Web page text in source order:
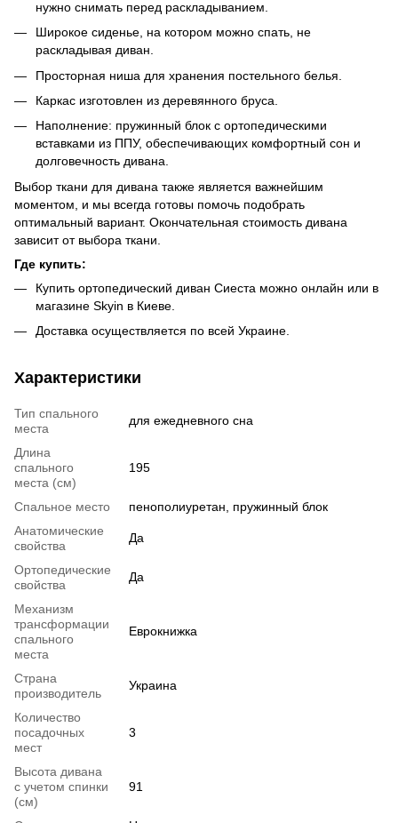
нужно снимать перед раскладыванием.
Широкое сиденье, на котором можно спать, не
раскладывая диван.
Просторная ниша для хранения постельного белья.
Каркас изготовлен из деревянного бруса.
Наполнение: пружинный блок с ортопедическими
вставками из ППУ, обеспечивающих комфортный сон и
долговечность дивана.
Выбор ткани для дивана также является важнейшим
моментом, и мы всегда готовы помочь подобрать
оптимальный вариант. Окончательная стоимость дивана
зависит от выбора ткани.
Где купить:
Купить ортопедический диван Сиеста можно онлайн или в
магазине Skyin в Киеве.
Доставка осуществляется по всей Украине.
Характеристики
Тип спального
места
для ежедневного сна
Длина
спального
места (см)
195
Спальное место
пенополиуретан, пружинный блок
Анатомические
свойства
Да
Ортопедические
свойства
Да
Механизм
трансформации
спального
места
Еврокнижка
Страна
производитель
Украина
Количество
посадочных
мест
3
Высота дивана
с учетом спинки
(см)
91